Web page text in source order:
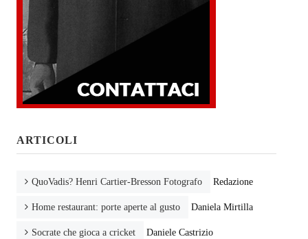
ARTICOLI
QuoVadis? Henri Cartier-Bresson Fotografo Redazione
Home restaurant: porte aperte al gusto Daniela Mirtilla
Socrate che gioca a cricket Daniele Castrizio